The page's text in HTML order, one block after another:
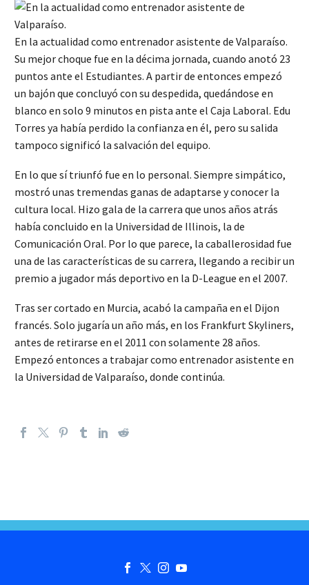
En la actualidad como entrenador asistente de Valparaíso.
Su mejor choque fue en la décima jornada, cuando anotó 23
puntos ante el Estudiantes. A partir de entonces empezó
un bajón que concluyó con su despedida, quedándose en
blanco en solo 9 minutos en pista ante el Caja Laboral. Edu
Torres ya había perdido la confianza en él, pero su salida
tampoco significó la salvación del equipo.
En lo que sí triunfó fue en lo personal. Siempre simpático,
mostró unas tremendas ganas de adaptarse y conocer la
cultura local. Hizo gala de la carrera que unos años atrás
había concluido en la Universidad de Illinois, la de
Comunicación Oral. Por lo que parece, la caballerosidad fue
una de las características de su carrera, llegando a recibir un
premio a jugador más deportivo en la D-League en el 2007.
Tras ser cortado en Murcia, acabó la campaña en el Dijon
francés. Solo jugaría un año más, en los Frankfurt Skyliners,
antes de retirarse en el 2011 con solamente 28 años.
Empezó entonces a trabajar como entrenador asistente en
la Universidad de Valparaíso, donde continúa.